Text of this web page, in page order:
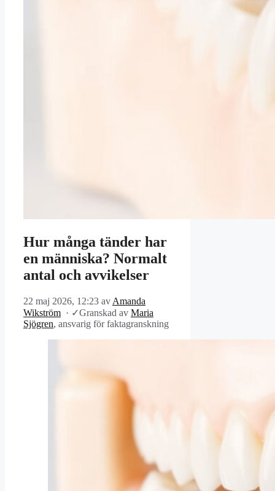
Hur många tänder har
en människa? Normalt
antal och avvikelser
22 maj 2026, 12:23 av Amanda
Wikström · ✓Granskad av Maria
Sjögren, ansvarig för faktagranskning